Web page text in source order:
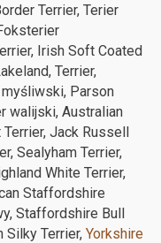
Terrier, Terier
Irish Soft Coated
Terrier,
Parson
walijski, Australian
Terrier, Jack Russell
Sealyham Terrier,
White Terrier,
Staffordshire
Staffordshire Bull
Silky Terrier, Yorkshire